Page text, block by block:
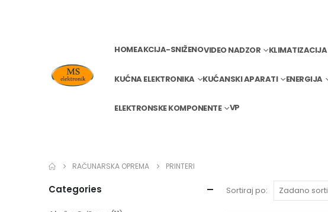
HOMEAKCIJA-SNIŽENOVIDEO NADZOR KLIMATIZACIJA
KUĆNA ELEKTRONIKA KUĆANSKI APARATI ENERGIJA
ELEKTRONSKE KOMPONENTE VP
RAČUNARSKA OPREMA PRINTERI
Sortiraj po:
Categories